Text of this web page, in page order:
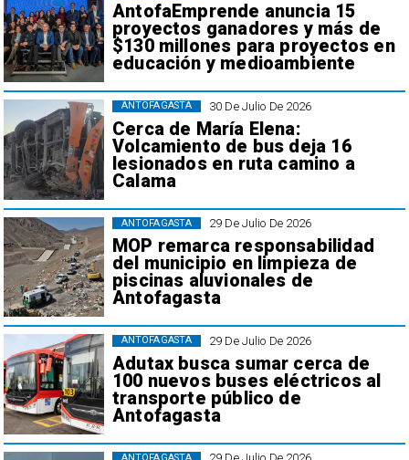
AntofaEmprende anuncia 15
proyectos ganadores y más de
$130 millones para proyectos en
educación y medioambiente
30 De Julio De 2026
Cerca de María Elena:
Volcamiento de bus deja 16
lesionados en ruta camino a
Calama
ANTOFAGASTA
29 De Julio De 2026
MOP remarca responsabilidad
del municipio en limpieza de
piscinas aluvionales de
Antofagasta
ANTOFAGASTA
29 De Julio De 2026
Adutax busca sumar cerca de
100 nuevos buses eléctricos al
transporte público de
Antofagasta
ANTOFAGASTA
ANTOFAGASTA